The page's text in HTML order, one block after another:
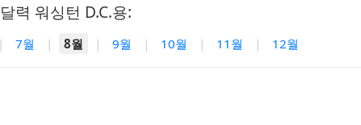
력 워싱턴 D.C.용:
| 7월 | 8월 | 9월 | 10월 | 11월 | 12월